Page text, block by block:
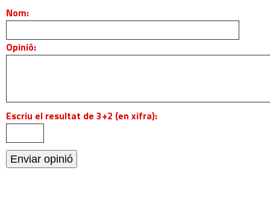
Nom:
Opinió:
Escriu el resultat de 3+2 (en xifra):